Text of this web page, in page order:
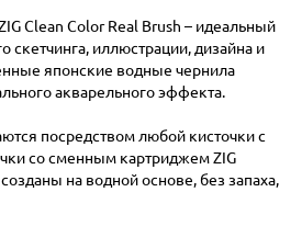
Clean Color Real Brush – идеальный
скетчинга, иллюстрации, дизайна и
японские водные чернила
акварельного эффекта.
посредством любой кисточки с
со сменным картриджем ZIG
на водной основе, без запаха,